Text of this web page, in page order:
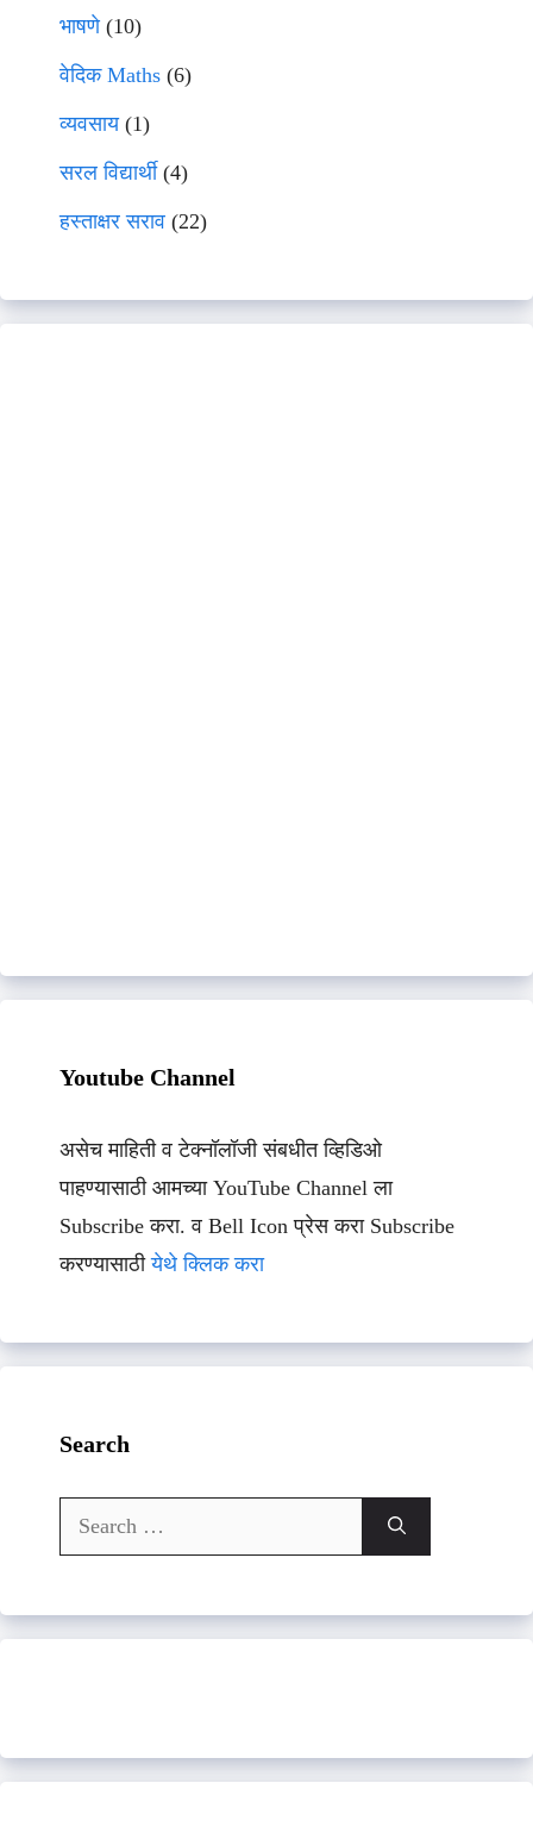
भाषणे(10)
वेदिक Maths (6)
व्यवसाय(1)
सरल विद्यार्थी(4)
हस्ताक्षर सराव (22)
Youtube Channel
असेच माहिती व टेक्नॉलॉजी संबधीत व्हिडिओ
पाहण्यासाठी आमच्या YouTube Channel ला
Subscribe करा. व Bell Icon प्रेस करा Subscribe
करण्यासाठीयेथे क्लिक करा
Search
Search
for: